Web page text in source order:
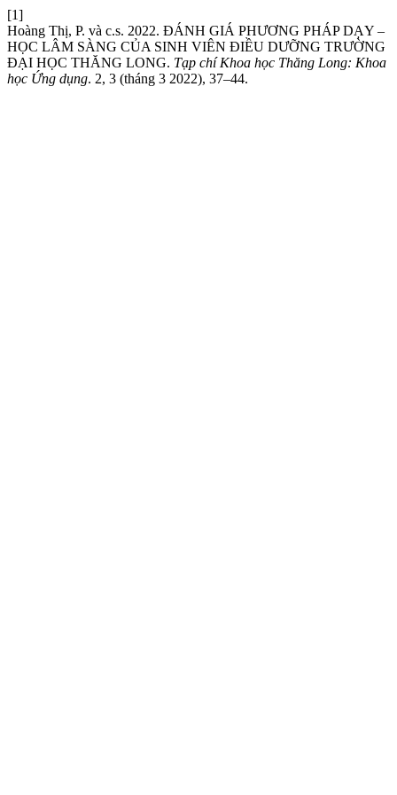
[1]
Hoàng Thị, P. và c.s. 2022. ĐÁNH GIÁ PHƯƠNG PHÁP DẠY –
HỌC LÂM SÀNG CỦA SINH VIÊN ĐIỀU DƯỠNG TRƯỜNG
ĐẠI HỌC THĂNG LONG. Tạp chí Khoa học Thăng Long: Khoa
học Ứng dụng. 2, 3 (tháng 3 2022), 37–44.